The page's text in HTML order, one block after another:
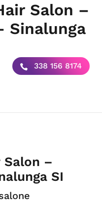
Salon –
Sinalunga
338 156 8174
Salon –
SI